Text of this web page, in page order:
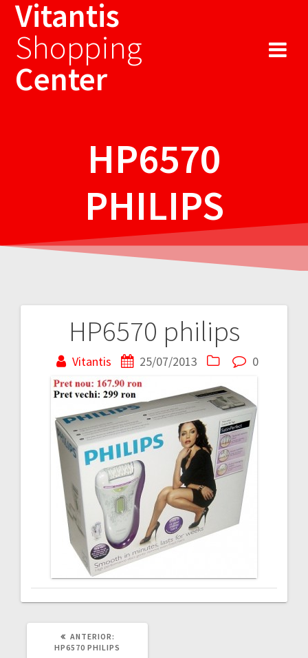
Vitantis
Shopping
Center
HP6570
PHILIPS
HP6570 philips
Vitantis 25/07/2013 0
Navigare
articole
ANTERIOR:
ANTERIOR:
HP6570 PHILIPS